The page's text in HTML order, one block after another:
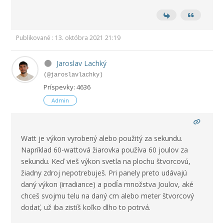
Publikované : 13. októbra 2021 21:19
Jaroslav Lachký
(@jaroslavlachky)
Príspevky: 4636
Admin
Watt je výkon vyrobený alebo použitý za sekundu.
Napríklad 60-wattová žiarovka používa 60 joulov za
sekundu. Keď vieš výkon svetla na plochu štvorcovú,
žiadny zdroj nepotrebuješ. Pri panely preto udávajú
daný výkon (irradiance) a podĺa množstva Joulov, aké
chceš svojmu telu na daný cm alebo meter štvorcový
dodať, už iba zistíš koľko dlho to potrvá.